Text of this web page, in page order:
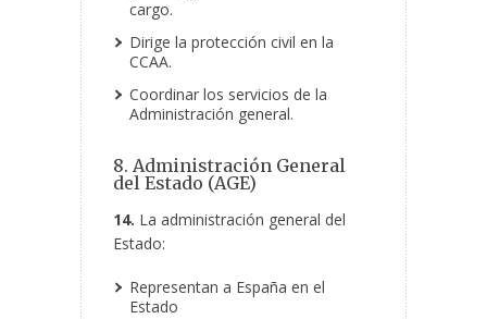
cargo.
Dirige la protección civil en la
CCAA.
Coordinar los servicios de la
Administración general.
8. Administración General
del Estado (AGE)
14. La administración general del
Estado:
Representan a España en el
Estado